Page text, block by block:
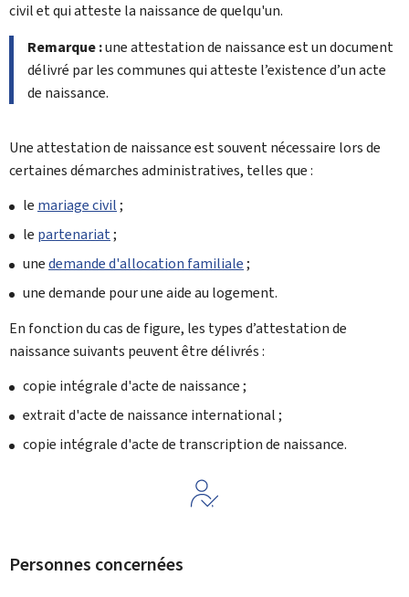
civil et qui atteste la naissance de quelqu'un.
Remarque :une attestation de naissance est un document
délivré par les communes qui atteste l’existence d’un acte
de naissance.
Une attestation de naissance est souvent nécessaire lors de
certaines démarches administratives, telles que :
le mariage civil;
le partenariat;
unedemande d'allocation familiale;
une demande pour une aide au logement.
En fonction du cas de figure, les types d’attestation de
naissance suivants peuvent être délivrés :
copie intégrale d'acte de naissance ;
extrait d'acte de naissance international ;
copie intégrale d'acte de transcription de naissance.
Personnes concernées